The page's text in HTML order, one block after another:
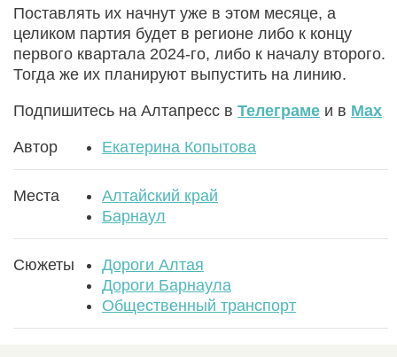
Поставлять их начнут уже в этом месяце, а
целиком партия будет в регионе либо к концу
первого квартала 2024-го, либо к началу второго.
Тогда же их планируют выпустить на линию.
Подпишитесь на Алтапресс в Телеграме и в Max
Автор Екатерина Копытова
Места
Алтайский край
Барнаул
Сюжеты
Дороги Алтая
Дороги Барнаула
Общественный транспорт